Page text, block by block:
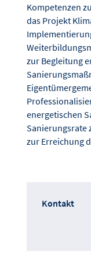
Kompetenzen
das Projekt
zur Begleitung
energetischen
Sanierungsrate
zur Erreichung
Kontakt